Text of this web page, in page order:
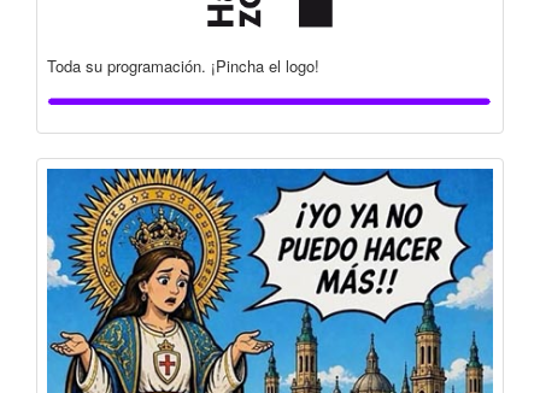
Toda su programación. ¡Pincha el logo!